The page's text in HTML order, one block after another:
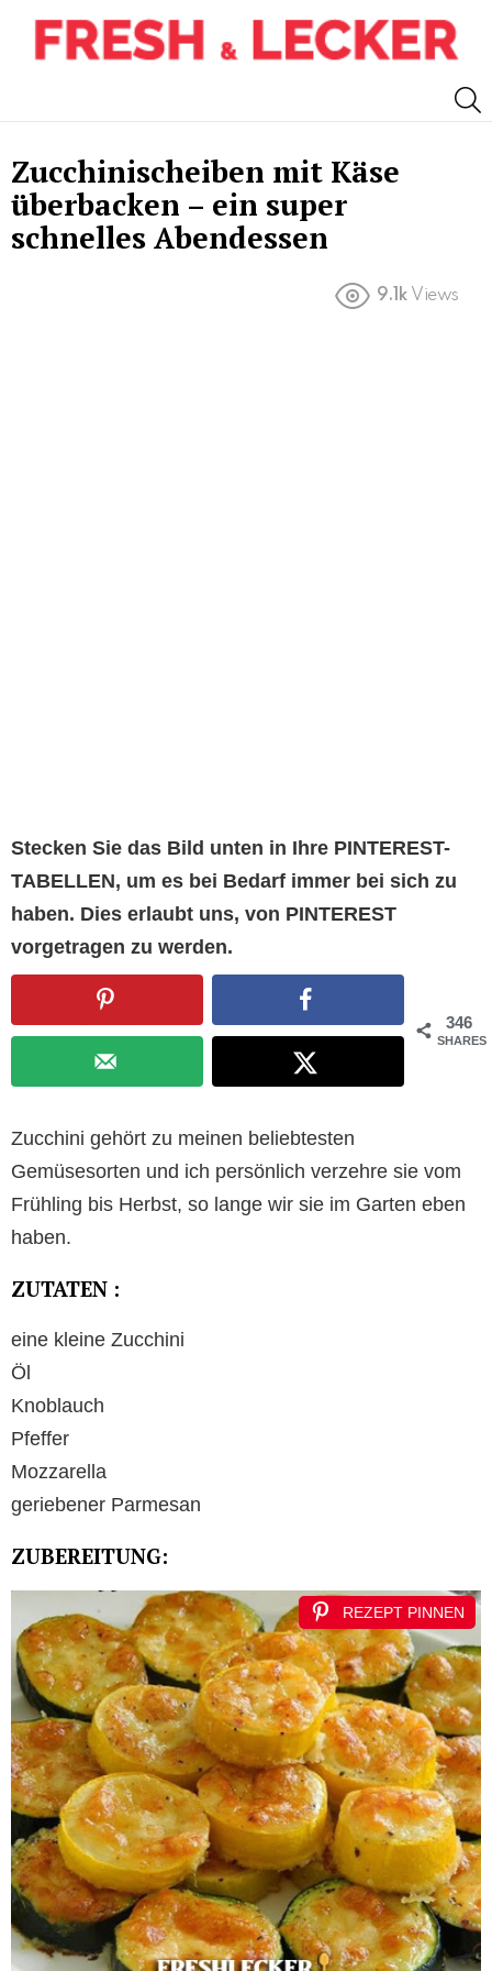
Zucchinischeiben mit Käse
überbacken – ein super
schnelles Abendessen
9.1k Views
Stecken Sie das Bild unten in Ihre PINTEREST-
TABELLEN, um es bei Bedarf immer bei sich zu
haben. Dies erlaubt uns, von PINTEREST
vorgetragen zu werden.
346
SHARES
Zucchini gehört zu meinen beliebtesten
Gemüsesorten und ich persönlich verzehre sie vom
Frühling bis Herbst, so lange wir sie im Garten eben
haben.
ZUTATEN :
eine kleine Zucchini
Öl
Knoblauch
Pfeffer
Mozzarella
geriebener Parmesan
ZUBEREITUNG:
REZEPT PINNEN